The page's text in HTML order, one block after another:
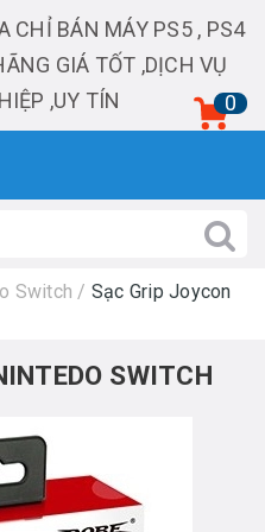
0
Switch / Sạc Grip Joycon
SWITCH